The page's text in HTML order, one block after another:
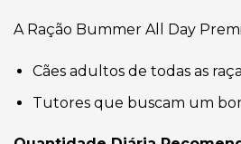
A Ração Bummer All Day
Cães adultos de todas as
Tutores que buscam um